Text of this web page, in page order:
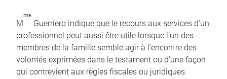
M
me
Guerriero indique que le recours aux services d’un
professionnel peut aussi être utile lorsque l’un des
membres de la famille semble agir à l’encontre des
volontés exprimées dans le testament ou d’une façon
qui contrevient aux règles fiscales ou juridiques.